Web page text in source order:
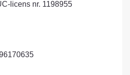
licens nr. 1198955